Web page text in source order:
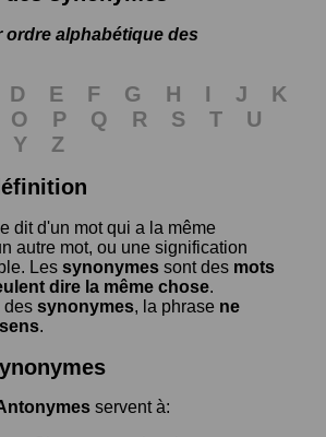
ordre alphabétique des
D E F G H I J
K
O P Q R S T
U
Y
Z
dit d'un mot qui a la même
autre mot, ou une signification
Les synonymes sont des mots
dire la même chose.
des synonymes, la phrase ne
.
servent à: